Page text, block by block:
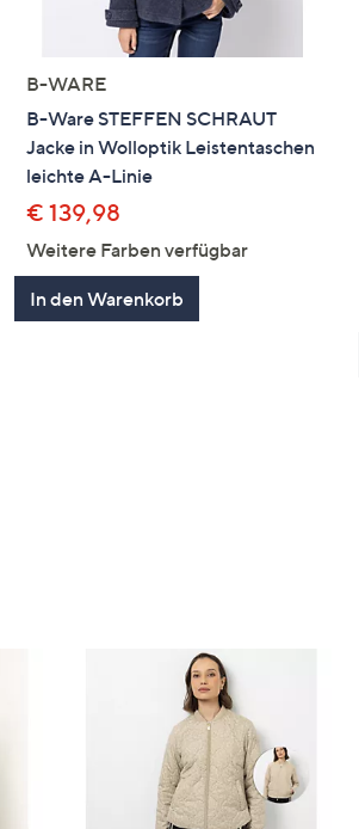
B-WARE
B-Ware STEFFEN SCHRAUT
Jacke in Wolloptik Leistentaschen
leichte A-Linie
€ 139,98
Weitere Farben verfügbar
In den Warenkorb